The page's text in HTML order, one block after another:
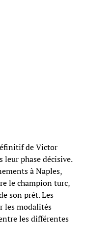
de Victor
leur phase décisive.
à Naples,
le champion turc,
son prêt. Les
les modalités
les différentes